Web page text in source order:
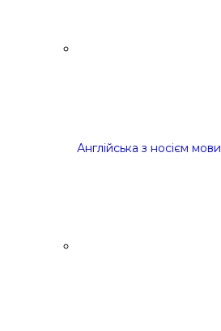
Англійська з носієм мови